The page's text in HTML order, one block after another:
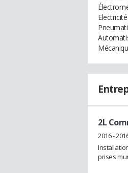
Electricité
2L
2016 -
prises